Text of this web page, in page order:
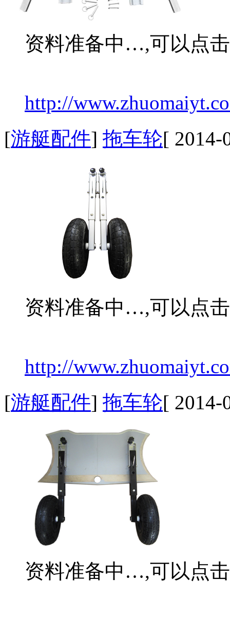
资料准备中…,可以点
http://
[游艇配件] 拖车轮[ 2014-
资料准备中…,可以点
http://
[游艇配件] 拖车轮[ 2014-
资料准备中…,可以点